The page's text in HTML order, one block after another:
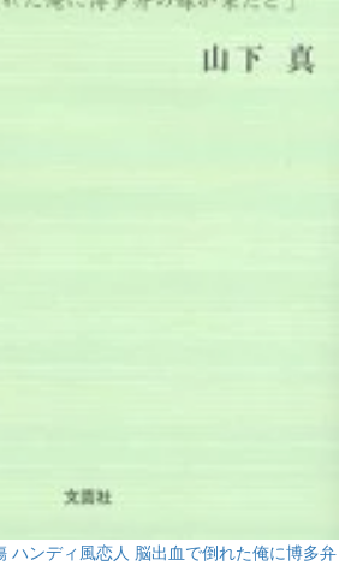
ハンディ風恋人 脳出血で倒れた俺に博多弁